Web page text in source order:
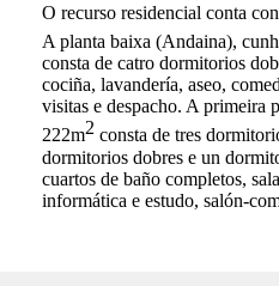
O recurso residencial conta
A planta baixa (Andaina),
consta de catro dormitorios
cociña, lavandería, aseo,
visitas e despacho. A primeira
222m2 consta de tres
dormitorios dobres e un
cuartos de baño completos,
informática e estudo, salón-